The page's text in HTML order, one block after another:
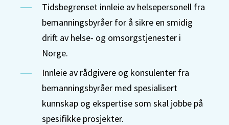
Tidsbegrenset innleie av helsepersonell fra
bemanningsbyråer for å sikre en smidig
drift av helse- og omsorgstjenester i
Norge.
Innleie av rådgivere og konsulenter fra
bemanningsbyråer med spesialisert
kunnskap og ekspertise som skal jobbe på
spesifikke prosjekter.